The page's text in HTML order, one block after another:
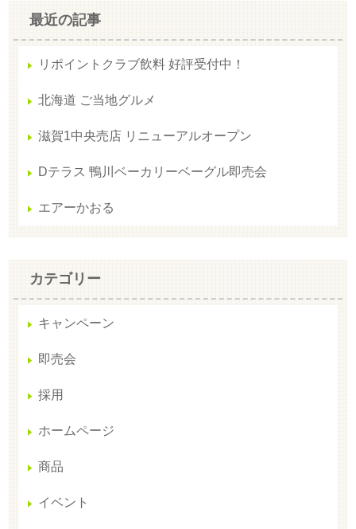
最近の記事
リポイントクラブ飲料 好評受付中！
北海道 ご当地グルメ
滋賀1中央売店 リニューアルオープン
Dテラス 鴨川ベーカリーベーグル即売会
エアーかおる
カテゴリー
キャンペーン
即売会
採用
ホームページ
商品
イベント